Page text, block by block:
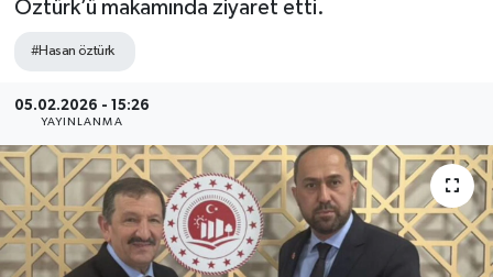
Öztürk’ü makamında ziyaret etti.
#Hasan öztürk
05.02.2026 - 15:26
YAYINLANMA
GÜNDEM
Kozlu
Siyaset
SPOR
Tüm Manşetler
Haber Arşivi